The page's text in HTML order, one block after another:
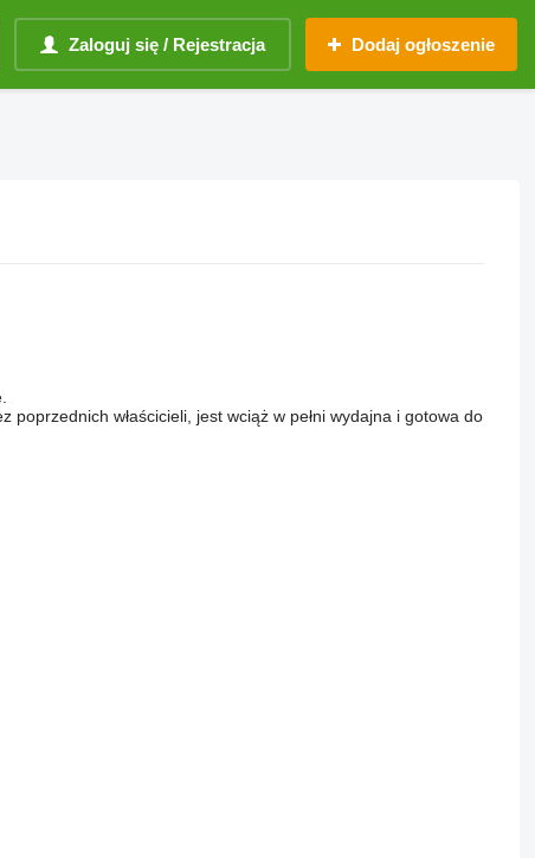
Zaloguj się / Rejestracja Dodaj ogłoszenie
właścicieli, jest wciąż w pełni wydajna i gotowa do